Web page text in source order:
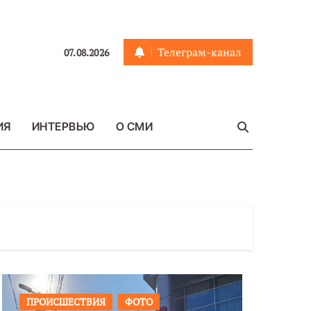
07.08.2026 Телеграм-канал
ИНТЕРВЬЮ О СМИ
ФОТО ОБЩЕСТВО